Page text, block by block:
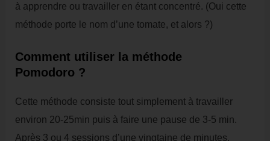
à apprendre ou travailler en étant concentré. (Oui cette
méthode porte le nom d’une tomate, et alors ?)
Comment utiliser la méthode
Pomodoro ?
Cette méthode consiste tout simplement à travailler
environ 20-25min puis à faire une pause de 3-5 min.
Après 3 ou 4 sessions d’une vingtaine de minutes,